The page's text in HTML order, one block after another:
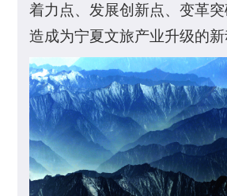
着力点、发展创新点、变革
造成为宁夏文旅产业升级的新